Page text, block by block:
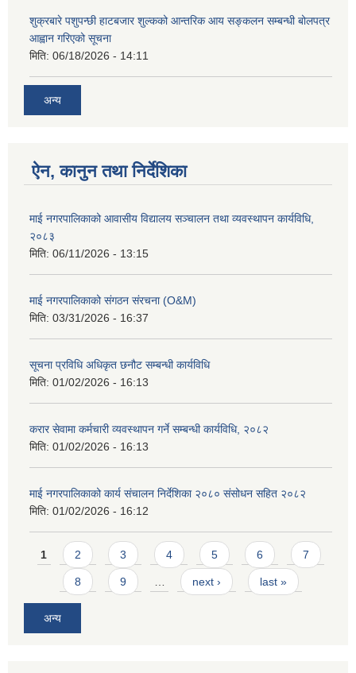
शुक्रबारे पशुपन्छी हाटबजार शुल्कको आन्तरिक आय सङ्कलन सम्बन्धी बोलपत्र
आह्वान गरिएको सूचना
मिति: 06/18/2026 - 14:11
अन्य
ऐन, कानुन तथा निर्देशिका
माई नगरपालिकाको आवासीय विद्यालय सञ्चालन तथा व्यवस्थापन कार्यविधि,
२०८३
मिति: 06/11/2026 - 13:15
माई नगरपालिकाको संगठन संरचना (O&M)
मिति: 03/31/2026 - 16:37
सूचना प्रविधि अधिकृत छनौट सम्बन्धी कार्यविधि
मिति: 01/02/2026 - 16:13
करार सेवामा कर्मचारी व्यवस्थापन गर्ने सम्बन्धी कार्यविधि, २०८२
मिति: 01/02/2026 - 16:13
माई नगरपालिकाको कार्य संचालन निर्देशिका २०८० संसोधन सहित २०८२
मिति: 01/02/2026 - 16:12
Pages
1 2 3 4 5 6 7
8 9 next › last »
अन्य